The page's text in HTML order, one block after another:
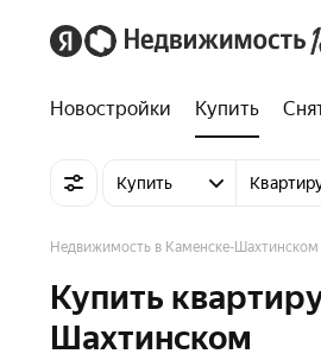
Новостройки Купить
Купить
Недвижимость в Каменске-Шахтинском
Купить
Шахтинском